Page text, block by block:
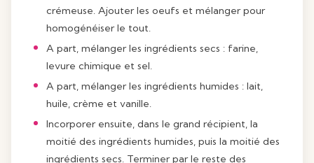
crémeuse. Ajouter les oeufs et mélanger pour
homogénéiser le tout.
A part, mélanger les ingrédients secs : farine,
levure chimique et sel.
A part, mélanger les ingrédients humides : lait,
huile, crème et vanille.
Incorporer ensuite, dans le grand récipient, la
moitié des ingrédients humides, puis la moitié des
ingrédients secs. Terminer par le reste des